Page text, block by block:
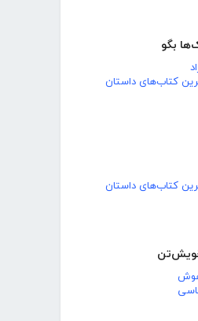
بگو
کتاب‌های داستان
کتاب‌های داستان